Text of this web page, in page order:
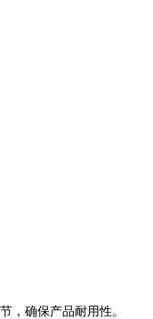
，确保产品耐用性。